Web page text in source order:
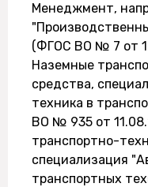
Менеджмент,
(ФГОС ВО № 7 от
Наземные
средства,
техника в
ВО № 935 от
транспортно-
специализация
транспортных